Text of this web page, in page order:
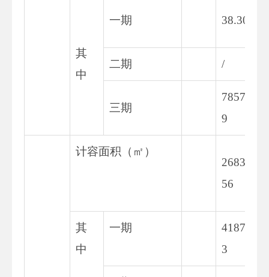
其
中
一期 38.30
二期 /
三期
7857.1
9
计容面积（㎡）
26830.
56
其
中
一期
4187.2
3